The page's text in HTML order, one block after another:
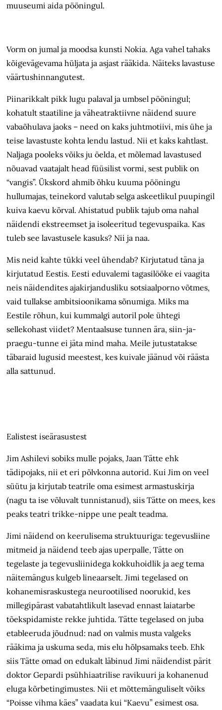
muuseumi aida pööningul.
Vorm on jumal ja moodsa kunsti Nokia. Aga vahel tahaks
kõigevägevama hüljata ja asjast rääkida. Näiteks lavastuse
väärtushinnangutest.
Piinarikkalt pikk lugu palaval ja umbsel pööningul;
kohatult staatiline ja väheatraktiivne näidend suure
vabaõhulava jaoks – need on kaks juhtmotiivi, mis ühe ja
teise lavastuste kohta lendu lastud. Nii et kaks kahtlast.
Naljaga pooleks võiks ju öelda, et mõlemad lavastused
nõuavad vaatajalt head füüsilist vormi, sest publik on
“vangis”. Ükskord ahmib õhku kuuma pööningu
hullumajas, teinekord valutab selga askeetlikul puupingil
kuiva kaevu kõrval. Ahistatud publik tajub oma nahal
näidendi ekstreemset ja isoleeritud tegevuspaika. Kas
tuleb see lavastusele kasuks? Nii ja naa.
Mis neid kahte tükki veel ühendab? Kirjutatud täna ja
kirjutatud Eestis. Eesti eduvalemi tagasilööke ei vaagita
neis näidendites ajakirjandusliku sotsiaalporno võtmes,
vaid tullakse ambitsioonikama sõnumiga. Miks ma
Eestile rõhun, kui kummalgi autoril pole ühtegi
sellekohast viidet? Mentaalsuse tunnen ära, siin-ja-
praegu-tunne ei jäta mind maha. Meile jutustatakse
täbaraid lugusid meestest, kes kuivale jäänud või räästa
alla sattunud.
Ealistest iseärasustest
Jim Ashilevi sobiks mulle pojaks, Jaan Tätte ehk
tädipojaks, nii et eri põlvkonna autorid. Kui Jim on veel
süütu ja kirjutab teatrile oma esimest armastuskirja
(nagu ta ise võluvalt tunnistanud), siis Tätte on mees, kes
peaks teatri trikke-nippe une pealt teadma.
Jimi näidend on keerulisema struktuuriga: tegevusliine
mitmeid ja näidend teeb ajas uperpalle, Tätte on
tegelaste ja tegevusliinidega kokkuhoidlik ja aeg tema
näitemängus kulgeb lineaarselt. Jimi tegelased on
kohanemisraskustega neurootilised noorukid, kes
millegipärast vabatahtlikult lasevad ennast laiatarbe
tõekspidamiste rekke juhtida. Tätte tegelased on juba
etableeruda jõudnud: nad on valmis musta valgeks
rääkima ja uskuma seda, mis elu hõlpsamaks teeb. Ehk
siis Tätte omad on edukalt läbinud Jimi näidendist pärit
doktor Gepardi psühhiaatrilise ravikuuri ja kohanenud
eluga kõrbetingimustes. Nii et mõttemänguliselt võiks
“Poisse vihma käes” vaadata kui “Kaevu” esimest osa.